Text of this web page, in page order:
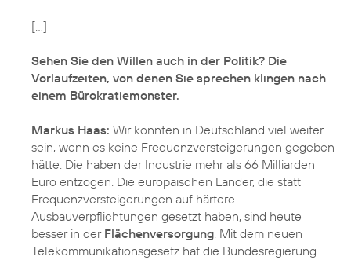
[...]
Sehen Sie den Willen auch in der Politik? Die
Vorlaufzeiten, von denen Sie sprechen klingen nach
einem Bürokratiemonster.
Markus Haas: Wir könnten in Deutschland viel weiter
sein, wenn es keine Frequenzversteigerungen gegeben
hätte. Die haben der Industrie mehr als 66 Milliarden
Euro entzogen. Die europäischen Länder, die statt
Frequenzversteigerungen auf härtere
Ausbauverpflichtungen gesetzt haben, sind heute
besser in der Flächenversorgung . Mit dem neuen
Telekommunikationsgesetz hat die Bundesregierung